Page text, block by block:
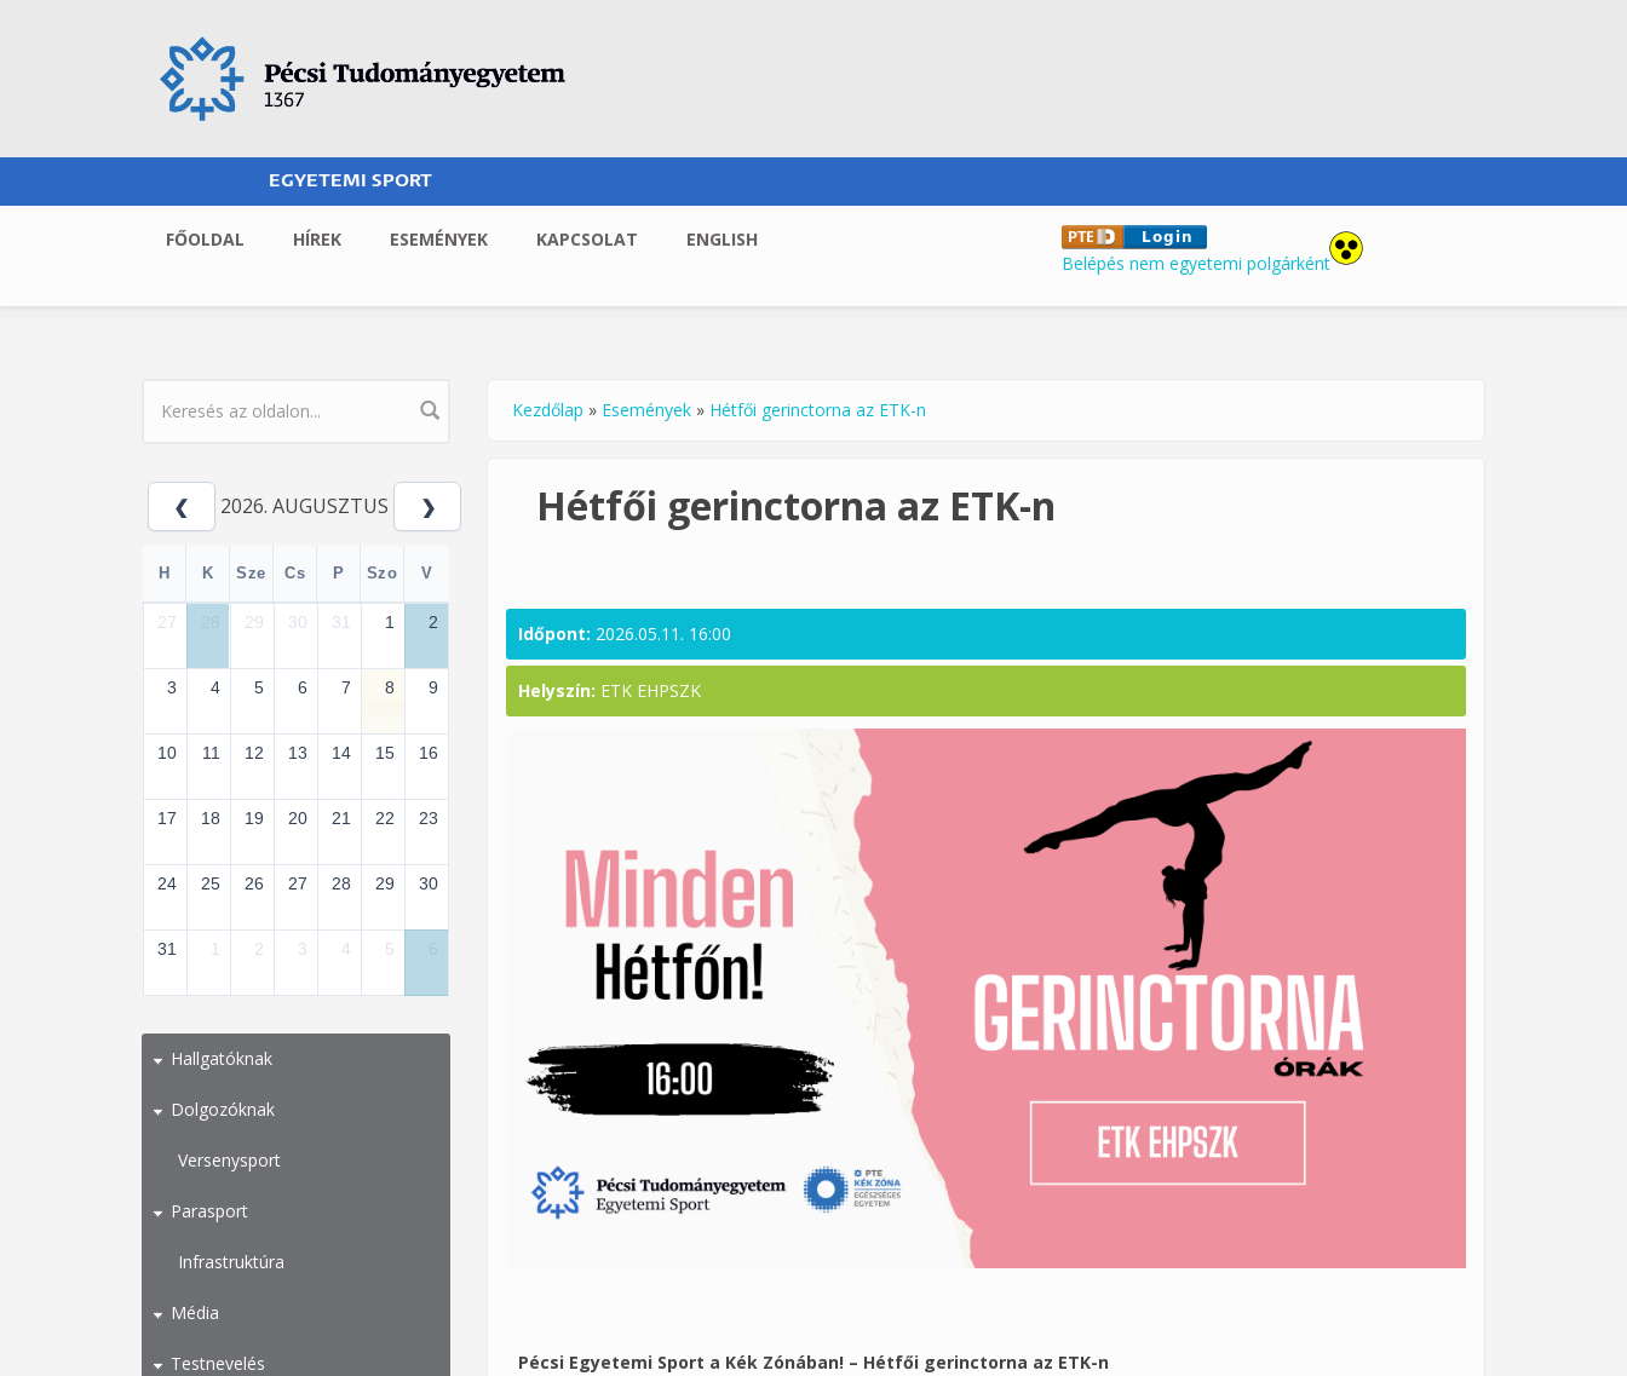
EGYETEMI SPORT
FŐOLDAL HÍREK ESEMÉNYEK KAPCSOLAT
ENGLISH
Belépés nem egyetemi polgárként
KERESÉS ŰRLAP
2026. AUGUSZTUS
H K Sze Cs P Szo V
27 29 30 31 1 2
3 4 5 6 7 8 9
10 11 12 13 14 15 16
17 18 19 20 21 22 23
24 25 26 27 28 29 30
31 1 2 3 4 5
Hallgatóknak
Dolgozóknak
Versenysport
Parasport
Infrastruktúra
Média
Testnevelés
Jelenlegi hely
Kezdőlap » Események » Hétfői gerinctorna az ETK-n
Hétfői gerinctorna az ETK-n
Időpont: 2026.05.11. 16:00
Helyszín: ETK EHPSZK
Pécsi Egyetemi Sport a Kék Zónában! – Hétfői gerinctorna az ETK-n